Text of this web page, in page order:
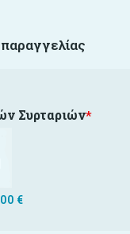
*
Συρταριών
€